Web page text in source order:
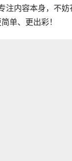
注内容本身，不
单、更出彩！